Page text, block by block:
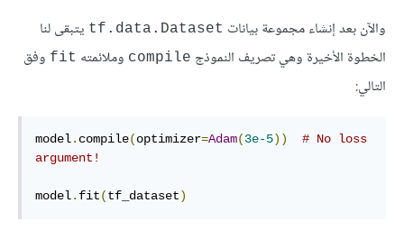
والآن بعد إنشاء مجموعة بيانات tf.data.Dataset يتبقى لنا
الخطوة الأخيرة وهي تصريف النموذج compile وملائمته fit وفق
التالي:
model. compile(optimizer=Adam(3e-5))
# No loss
argument!
model. fit(tf_dataset)